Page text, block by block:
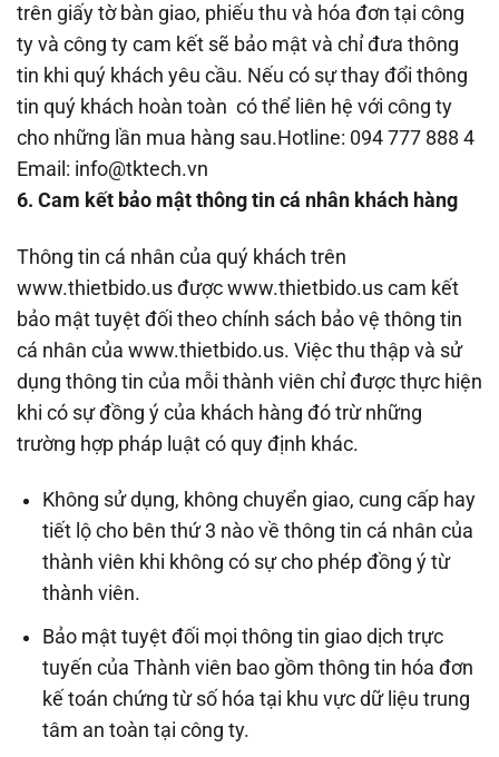
trên giấy tờ bàn giao, phiếu thu và hóa đơn tại công
ty và công ty cam kết sẽ bảo mật và chỉ đưa thông
tin khi quý khách yêu cầu. Nếu có sự thay đổi thông
tin quý khách hoàn toàn có thể liên hệ với công ty
cho những lần mua hàng sau.Hotline: 094 777 888 4
Email: info@tktech.vn
6. Cam kết bảo mật thông tin cá nhân khách hàng
Thông tin cá nhân của quý khách trên
www.thietbido.us được www.thietbido.us cam kết
bảo mật tuyệt đối theo chính sách bảo vệ thông tin
cá nhân của www.thietbido.us. Việc thu thập và sử
dụng thông tin của mỗi thành viên chỉ được thực hiện
khi có sự đồng ý của khách hàng đó trừ những
trường hợp pháp luật có quy định khác.
Không sử dụng, không chuyển giao, cung cấp hay
tiết lộ cho bên thứ 3 nào về thông tin cá nhân của
thành viên khi không có sự cho phép đồng ý từ
thành viên.
Bảo mật tuyệt đối mọi thông tin giao dịch trực
tuyến của Thành viên bao gồm thông tin hóa đơn
kế toán chứng từ số hóa tại khu vực dữ liệu trung
tâm an toàn tại công ty.